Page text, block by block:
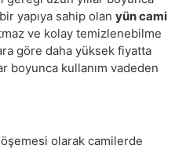
yapıya sahip olan yün cami
ve kolay temizlenebilme
göre daha yüksek fiyatta
boyunca kullanım vadeden
olarak camilerde